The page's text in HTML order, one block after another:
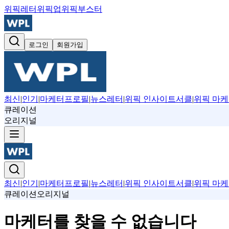
위픽레터 위픽업위픽부스터
로그인 회원가입
최신|인기 |마케터프로필|뉴스레터 |위픽 인사이트서클|위픽 마케
큐레이션
오리지널
최신|인기 |마케터프로필|뉴스레터 |위픽 인사이트서클|위픽 마케
큐레이션 오리지널
마케터를 찾을 수 없습니다